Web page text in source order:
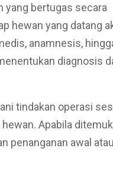
yang bertugas secara
hewan yang datang
anamnesis,
diagnosis
tindakan operasi
Apabila
penanganan awal atau